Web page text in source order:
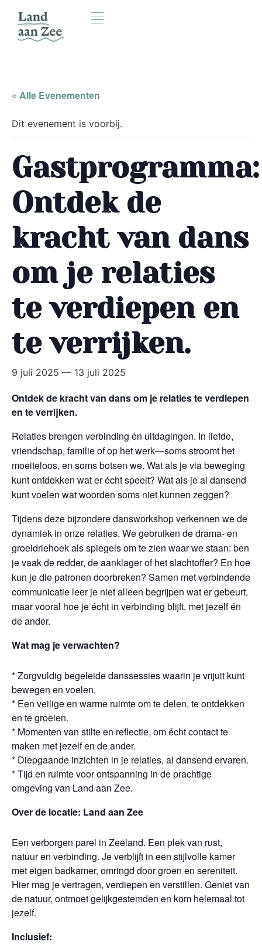
« Alle Evenementen
Dit evenement is voorbij.
Gastprogramma:
Ontdek de
kracht van dans
om je relaties
te verdiepen en
te verrijken.
9 juli 2025 — 13 juli 2025
Ontdek de kracht van dans om je relaties te verdiepen
en te verrijken.
Relaties brengen verbinding én uitdagingen. In liefde,
vriendschap, familie of op het werk—soms stroomt het
moeiteloos, en soms botsen we. Wat als je via beweging
kunt ontdekken wat er écht speelt? Wat als je al dansend
kunt voelen wat woorden soms niet kunnen zeggen?
Tijdens deze bijzondere dansworkshop verkennen we de
dynamiek in onze relaties. We gebruiken de drama- en
groeidriehoek als spiegels om te zien waar we staan: ben
je vaak de redder, de aanklager of het slachtoffer? En hoe
kun je die patronen doorbreken? Samen met verbindende
communicatie leer je niet alleen begrijpen wat er gebeurt,
maar vooral hoe je écht in verbinding blijft, met jezelf én
de ander.
Wat mag je verwachten?
* Zorgvuldig begeleide danssessies waarin je vrijuit kunt
bewegen en voelen.
* Een veilige en warme ruimte om te delen, te ontdekken
en te groeien.
* Momenten van stilte en reflectie, om écht contact te
maken met jezelf en de ander.
* Diepgaande inzichten in je relaties, al dansend ervaren.
* Tijd en ruimte voor ontspanning in de prachtige
omgeving van Land aan Zee.
Over de locatie: Land aan Zee
Een verborgen parel in Zeeland. Een plek van rust,
natuur en verbinding. Je verblijft in een stijlvolle kamer
met eigen badkamer, omringd door groen en sereniteit.
Hier mag je vertragen, verdiepen en verstillen. Geniet van
de natuur, ontmoet gelijkgestemden en kom helemaal tot
jezelf.
Inclusief: